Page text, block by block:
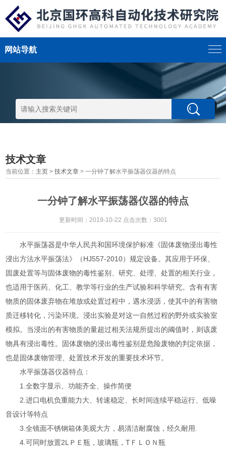
网站导航
技术文章
当前位置： 主页 >技术文章 > 一分钟了解水平振荡器仪器的特点
一分钟了解水平振荡器仪器的特点
更新时间：2019-10-22 点击次数：3001
水平振荡器是中华人民共和国环境保护标准《固体废物浸出毒性
浸出方法水平振荡法》（HJ557-2010）规定设备。其应用于环保、
固废处置等与固体废物的毒性鉴别、研究、处理、处置的相关行业，
也适用于医药、化工、教学等行业的生产试验和科学研究。含有有害
物质的固体废弃物在堆放或处置过程中，遇水浸沥，使其中的有害物
质迁移转化，污染环境。浸出实验是对这一自然过程的野外或实验室
模拟。当浸出的有害物质的量超过相关法规所提出的阈值时，则该废
物具有浸出毒性。固体废物的浸出毒性鉴别是危险废物的判定依据，
也是固体废物管理、处置技术开发的重要技术环节。
水平振荡器仪器特点：
1.全数字显示、功能齐全、操作简便
2.进口电机负重能力大、转速稳定、长时间连续平稳运行、低噪
音设计等特点
3.全镜面不锈钢箱体美观大方，易清洁耐腐蚀，经久耐用.
4.可同时放置2LＰＥ瓶，玻璃瓶，TＦＬＯＮ瓶